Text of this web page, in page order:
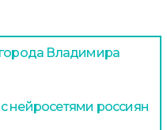
Владимира
россиян